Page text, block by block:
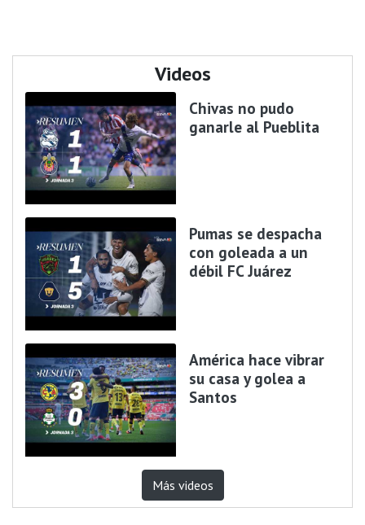
Videos
Chivas no pudo
ganarle al Pueblita
Pumas se despacha
con goleada a un
débil FC Juárez
América hace vibrar
su casa y golea a
Santos
Más videos